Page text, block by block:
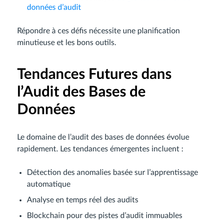
données d’audit
Répondre à ces défis nécessite une planification
minutieuse et les bons outils.
Tendances Futures dans
l’Audit des Bases de
Données
Le domaine de l’audit des bases de données évolue
rapidement. Les tendances émergentes incluent :
Détection des anomalies basée sur l’apprentissage
automatique
Analyse en temps réel des audits
Blockchain pour des pistes d’audit immuables